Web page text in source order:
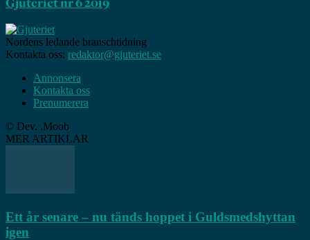
Nordens ledande branschtidning
Kontakta oss: redaktor@gjuteriet.se
Annonsera
Kontakta oss
Prenumerera
© Dev. .Moob
MER ARTIKLAR
Ett år senare – nu tänds hoppet i Guldsmedshyttan
igen